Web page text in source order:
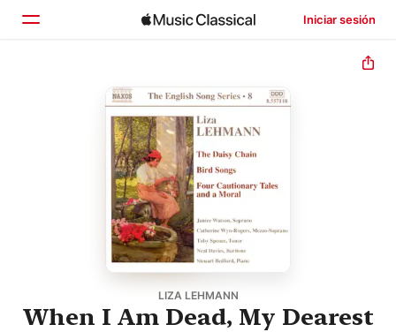
Iniciar sesión
LIZA LEHMANN
When I Am Dead, My Dearest